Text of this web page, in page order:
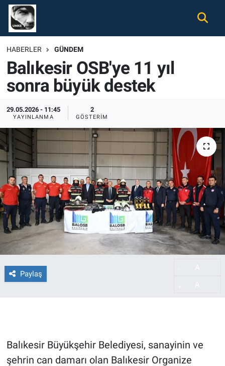
HABERLER GÜNDEM
Balıkesir OSB'ye 11 yıl
sonra büyük destek
29.05.2026 - 11:45
YAYINLANMA
2
GÖSTERIM
Paylaş
Balıkesir Büyükşehir Belediyesi, sanayinin ve
şehrin can damarı olan Balıkesir Organize
Gündem
Ekonomi
Spor
Magazin
Tüm Haberler
İletişim
Künye
Nöbetçi Eczaneler
Hava Durumu
Namaz Vakitleri
Trafik Durumu
Süper Lig Puan Durumu ve Fikstür
Tüm Manşetler
Son Dakika Haberleri
Haber Arşivi